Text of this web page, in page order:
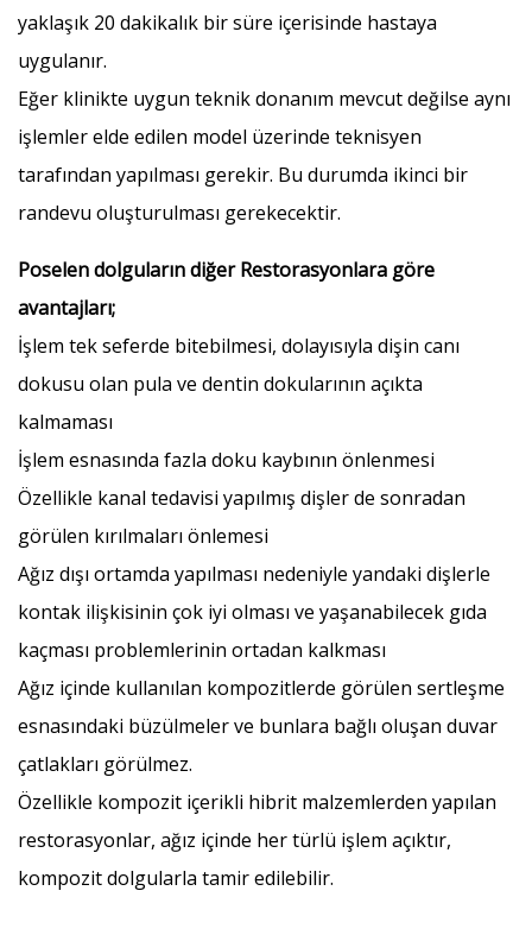
yaklaşık 20 dakikalık bir süre içerisinde hastaya
uygulanır.
Eğer klinikte uygun teknik donanım mevcut değilse aynı
işlemler elde edilen model üzerinde teknisyen
tarafından yapılması gerekir. Bu durumda ikinci bir
randevu oluşturulması gerekecektir.
Poselen dolguların diğer Restorasyonlara göre
avantajları;
İşlem tek seferde bitebilmesi, dolayısıyla dişin canı
dokusu olan pula ve dentin dokularının açıkta
kalmaması
İşlem esnasında fazla doku kaybının önlenmesi
Özellikle kanal tedavisi yapılmış dişler de sonradan
görülen kırılmaları önlemesi
Ağız dışı ortamda yapılması nedeniyle yandaki dişlerle
kontak ilişkisinin çok iyi olması ve yaşanabilecek gıda
kaçması problemlerinin ortadan kalkması
Ağız içinde kullanılan kompozitlerde görülen sertleşme
esnasındaki büzülmeler ve bunlara bağlı oluşan duvar
çatlakları görülmez.
Özellikle kompozit içerikli hibrit malzemlerden yapılan
restorasyonlar, ağız içinde her türlü işlem açıktır,
kompozit dolgularla tamir edilebilir.